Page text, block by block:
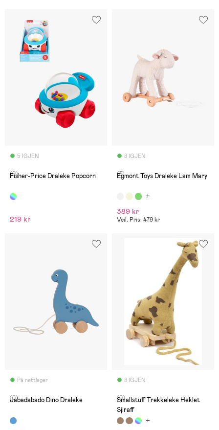
5 IGJEN
(0)
Fisher-Price Draleke Popcorn
219 kr
8 IGJEN
(3)
Egmont Toys Draleke Lam Mary
389 kr
Veil. Pris: 479 kr
På nettlager
(0)
Jabadabado Dino Draleke
8 IGJEN
(0)
Smallstuff Trekkeleke Heklet
Sjiraff